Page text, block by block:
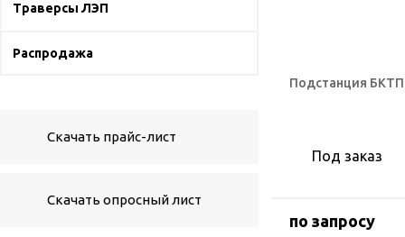
Траверсы ЛЭП
Распродажа
Скачать прайс-лист
Скачать опросный лист
Подстанция
Под заказ
по запросу